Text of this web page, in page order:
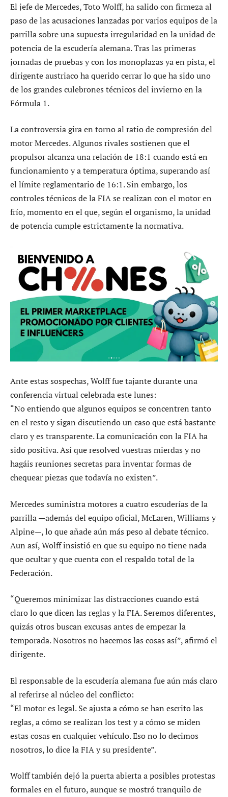
El jefe de Mercedes, Toto Wolff, ha salido con firmeza al
paso de las acusaciones lanzadas por varios equipos de la
parrilla sobre una supuesta irregularidad en la unidad de
potencia de la escudería alemana. Tras las primeras
jornadas de pruebas y con los monoplazas ya en pista, el
dirigente austriaco ha querido cerrar lo que ha sido uno
de los grandes culebrones técnicos del invierno en la
Fórmula 1.
La controversia gira en torno al ratio de compresión del
motor Mercedes. Algunos rivales sostienen que el
propulsor alcanza una relación de 18:1 cuando está en
funcionamiento y a temperatura óptima, superando así
el límite reglamentario de 16:1. Sin embargo, los
controles técnicos de la FIA se realizan con el motor en
frío, momento en el que, según el organismo, la unidad
de potencia cumple estrictamente la normativa.
Ante estas sospechas, Wolff fue tajante durante una
conferencia virtual celebrada este lunes:
“No entiendo que algunos equipos se concentren tanto
en el resto y sigan discutiendo un caso que está bastante
claro y es transparente. La comunicación con la FIA ha
sido positiva. Así que resolved vuestras mierdas y no
hagáis reuniones secretas para inventar formas de
chequear piezas que todavía no existen”.
Mercedes suministra motores a cuatro escuderías de la
parrilla —además del equipo oficial, McLaren, Williams y
Alpine—, lo que añade aún más peso al debate técnico.
Aun así, Wolff insistió en que su equipo no tiene nada
que ocultar y que cuenta con el respaldo total de la
Federación.
“Queremos minimizar las distracciones cuando está
claro lo que dicen las reglas y la FIA. Seremos diferentes,
quizás otros buscan excusas antes de empezar la
temporada. Nosotros no hacemos las cosas así”, afirmó el
dirigente.
El responsable de la escudería alemana fue aún más claro
al referirse al núcleo del conflicto:
“El motor es legal. Se ajusta a cómo se han escrito las
reglas, a cómo se realizan los test y a cómo se miden
estas cosas en cualquier vehículo. Eso no lo decimos
nosotros, lo dice la FIA y su presidente”.
Wolff también dejó la puerta abierta a posibles protestas
formales en el futuro, aunque se mostró tranquilo de